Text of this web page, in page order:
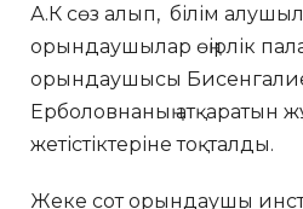
А.К сөз алып, білім
орындаушылар өңірлік
орындаушысы
Ерболовнаның атқаратын
жетістіктеріне тоқталды.
Жеке сот орындаушы